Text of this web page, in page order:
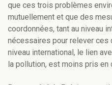
que ces trois problèmes
mutuellement et que des
coordonnées, tant au niveau
nécessaires pour relever ces
niveau international, le lien
la pollution, est moins pris